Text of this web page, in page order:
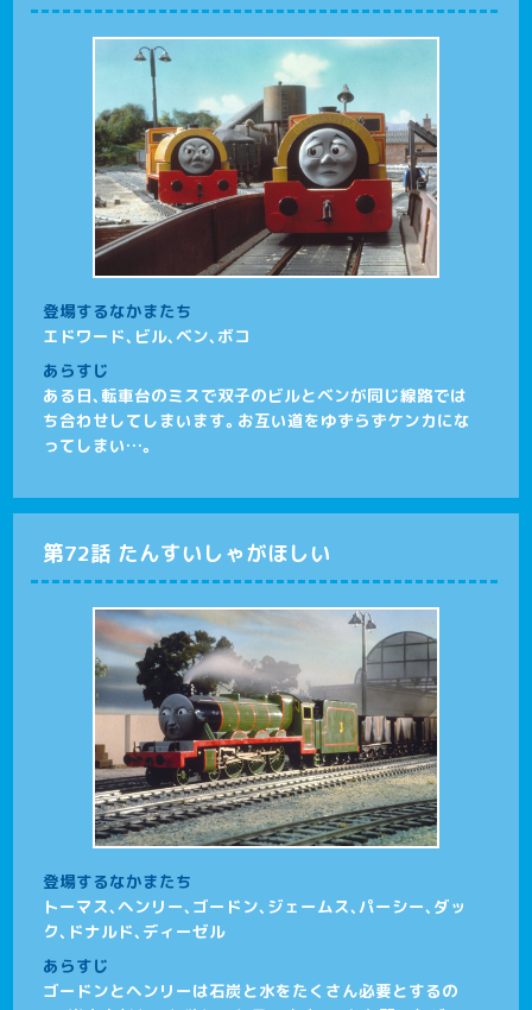
登場するなかまたち
エドワード、ビル、ベン、ボコ
あらすじ
ある日、転車台のミスで双子のビルとベンが同じ線路では
ち合わせしてしまいます。お互い道をゆずらずケンカにな
ってしまい…。
第72話 たんすいしゃがほしい
登場するなかまたち
トーマス、ヘンリー、ゴードン、ジェームス、パーシー、ダッ
ク、ドナルド、ディーゼル
あらすじ
ゴードンとヘンリーは石炭と水をたくさん必要とするの